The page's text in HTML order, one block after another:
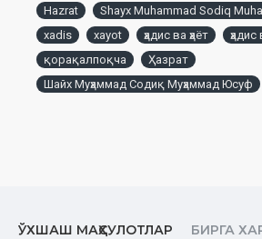
Жаўшы жиберилип атырған қызға
Жаўшы жибериў яки атастырыў
Теңлик
Муслима ҳаял ғайры дин менен турмыс
Hazrat
Shayx Muhammad Sodiq
xadis
xayot ҳадис ва ҳаёт
ҳадис
қорақалпоқча
Ҳазрат
Шайх Муҳаммад Содиқ Муҳаммад Юсуф
ЎХШАШ МАҲСУЛОТЛАР БИРГА